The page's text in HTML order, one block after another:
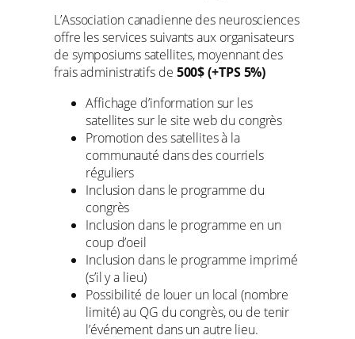
L’Association canadienne des neurosciences
offre les services suivants aux organisateurs
de symposiums satellites, moyennant des
frais administratifs de 500$ (+TPS 5%)
Affichage d’information sur les
satellites sur le site web du congrès
Promotion des satellites à la
communauté dans des courriels
réguliers
Inclusion dans le programme du
congrès
Inclusion dans le programme en un
coup d’oeil
Inclusion dans le programme imprimé
(s’il y a lieu)
Possibilité de louer un local (nombre
limité) au QG du congrès, ou de tenir
l’événement dans un autre lieu.